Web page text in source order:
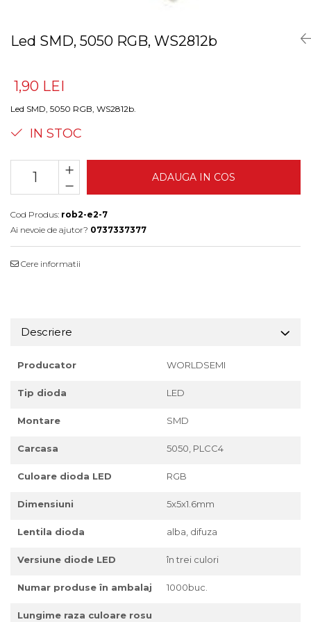
Led SMD, 5050 RGB, WS2812b
1,90 LEI
Led SMD, 5050 RGB, WS2812b.
IN STOC
ADAUGA IN COS
Cod Produs: rob2-e2-7
Ai nevoie de ajutor? 0737337377
Cere informatii
Descriere
Producator WORLDSEMI
Tip dioda LED
Montare SMD
Carcasa 5050, PLCC4
Culoare dioda LED RGB
Dimensiuni 5x5x1.6mm
Lentila dioda alba, difuza
Versiune diode LED în trei culori
Numar produse în ambalaj 1000buc.
Lungime raza culoare rosu